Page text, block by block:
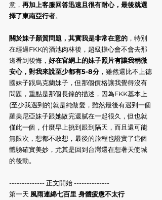
意， 再加上客服回答迅速且很有耐心，最後就選
擇了東南亞行者。
關於妹子顏質問題，其實我是非常在意的 ，特別
在經過FKK的酒池肉林後，超級擔心會不會去那
邊看到後悔， 好在官網上的妹子照片有讓我稍微
安心，對我來說至少都有5-8分，雖然還比不上德
國妹子跟烏克蘭妹子，但那個價格讓我覺得沒有
問題，重點是那個長鐘的描述，因為FKK基本上
(至少我遇到的)就是純做愛，雖然最後有遇到一個
羅美尼亞妹子跟她做完還膩在一起很久，但也就
僅此一個，什麼早上挑到跟到隔天，而且還可能
無限次，想都不敢想，最後的旅程也證實了這個
體驗確實美妙，尤其是回到台灣還在想著天使城
的後勁。
-------------- 正文開始 --------------
第一天 風雨連綿七百里 身體疲憊不太行